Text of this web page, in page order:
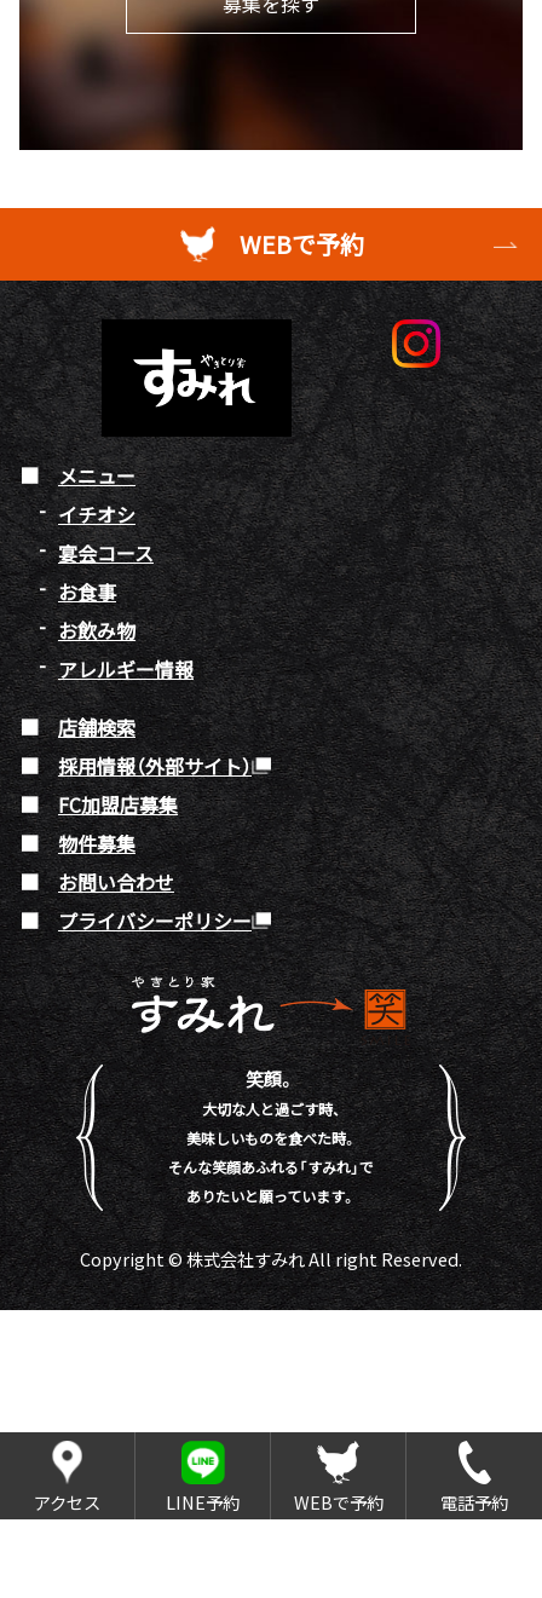
WEBで予約
メニュー
イチオシ
宴会コース
お食事
お飲み物
アレルギー情報
店舗検索
採用情報（外部サイト）
FC加盟店募集
物件募集
お問い合わせ
プライバシーポリシー
笑顔。
大切な人と過ごす時、
美味しいものを食べた時。
そんな笑顔あふれる「すみれ」で
ありたいと願っています。
Copyright © 株式会社すみれ All right Reserved.
アクセス LINE予約 WEBで予約 電話予約